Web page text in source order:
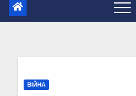
ВІЙНА